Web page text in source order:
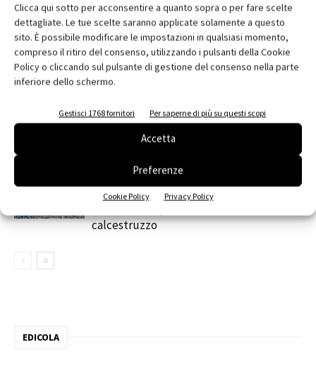
Clicca qui sotto per acconsentire a quanto sopra o per fare scelte
dettagliate. Le tue scelte saranno applicate solamente a questo
sito. È possibile modificare le impostazioni in qualsiasi momento,
compreso il ritiro del consenso, utilizzando i pulsanti della Cookie
Policy o cliccando sul pulsante di gestione del consenso nella parte
inferiore dello schermo.
Gestisci 1768 fornitori Per saperne di più su questi scopi
Accetta
Preferenze
Cookie Policy Privacy Policy
RELATED ARTICLES MORE FROM AUTHOR
MYCOMFORT TOUCH: il comando evoluto
per una gestione intuitiva del fan coil
Automazione e sensori: la tecnologia che
ottimizza luce, temperatura e sicurezza
Blu Mesh® in GFRP: rete innovativa in
calcestruzzo
EDICOLA